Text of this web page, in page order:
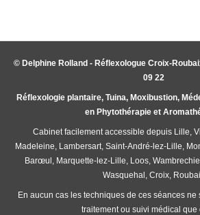
© Delphine Rolland - Réflexologue Croix-
09 22
Réflexologie plantaire, Tuina, Moxibustion,
en Phytothérapie et
Cabinet facilement accessible depuis Lille,
Madeleine, Lambersart, Saint-André-lez-Lille,
Barœul, Marquette-lez-Lille, Loos,
Wasquehal, Croix,
En aucun cas les techniques de ces séances
traitement ou suivi médical que